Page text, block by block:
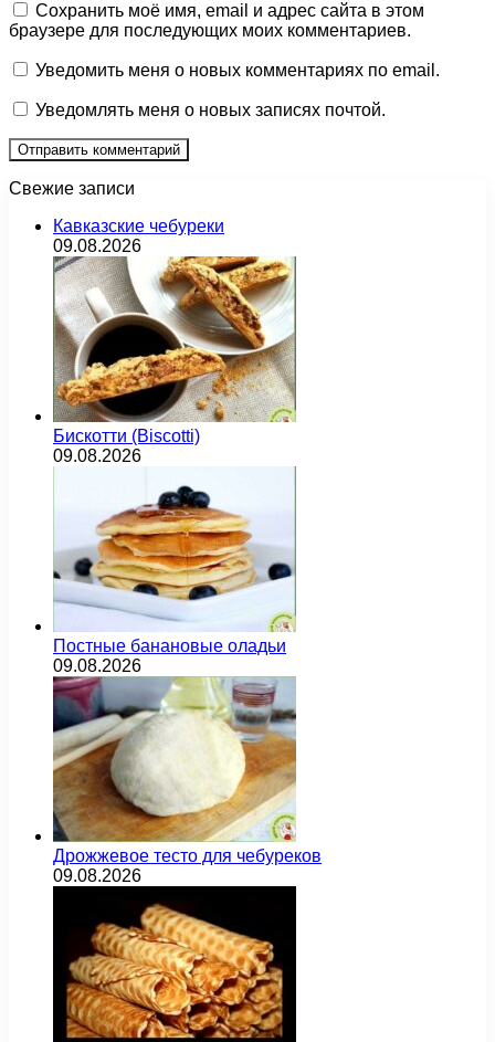
Сохранить моё имя, email и адрес сайта в этом
браузере для последующих моих комментариев.
Уведомить меня о новых комментариях по email.
Уведомлять меня о новых записях почтой.
Свежие записи
Кавказские чебуреки
09.08.2026
Бискотти (Biscotti)
09.08.2026
Постные банановые оладьи
09.08.2026
Дрожжевое тесто для чебуреков
09.08.2026